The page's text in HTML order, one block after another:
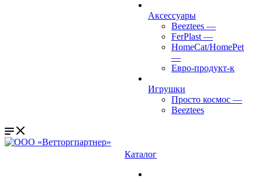
Аксессуары
Beeztees —
FerPlast —
HomeCat/HomePet
—
Евро-продукт-к
Игрушки
Просто космос —
Beeztees
Каталог